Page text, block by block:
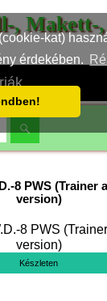
kat)
érdekében.
,
8 PWS (Trainer
version)
Készleten